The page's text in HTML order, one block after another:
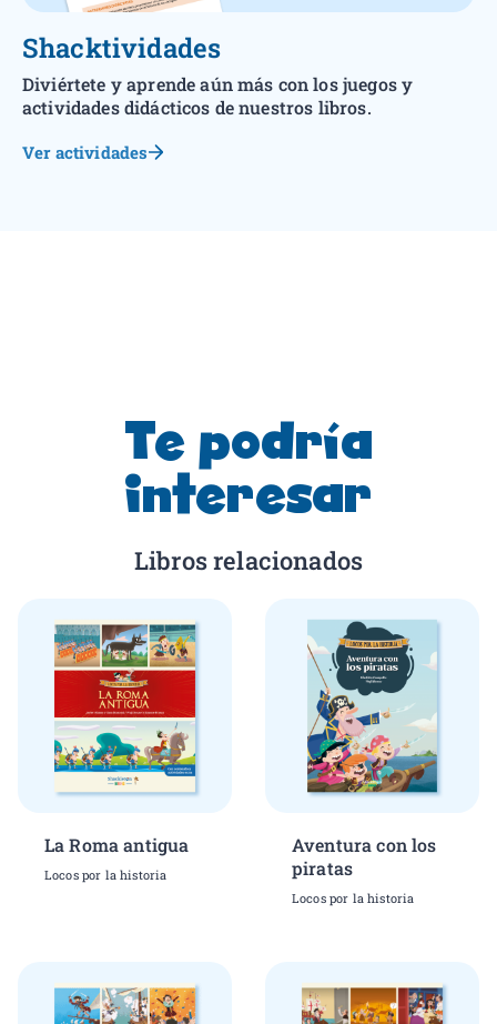
Shacktividades
Diviértete y aprende aún más con los juegos y
actividades didácticos de nuestros libros.
Ver actividades
Te podría
interesar
Libros relacionados
La Roma antigua
Locos por la historia
Aventura con los
piratas
Locos por la historia